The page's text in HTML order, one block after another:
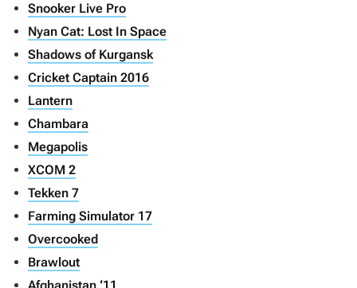
Snooker Live Pro
Nyan Cat: Lost In Space
Shadows of Kurgansk
Cricket Captain 2016
Lantern
Chambara
Megapolis
XCOM 2
Tekken 7
Farming Simulator 17
Overcooked
Brawlout